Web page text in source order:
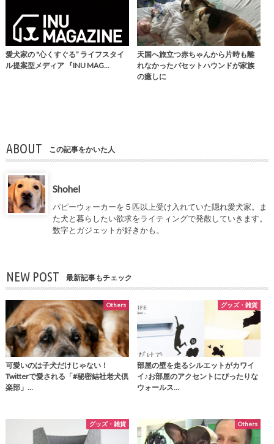
愛犬家の "心くすぐる” ライフスタイ
ル提案型メディア 『INU MAG…
天国へ旅立つ赤ちゃんから片時も離
れなかったバセットハウンドが家族
の癒しに
ABOUT この記事をかいた人
Shohel
パピーウォーカーを５匹以上受け入れていた隠れ愛犬家。ま
た犬と暮らしたい欲求をライティングで発散していきます。
数字とガジェットが好きかも。
NEW POST 最新記事もチェック
Others
可愛いのは子犬だけじゃない！
Twitterで愛される「#秘密結社老犬倶
楽部」…
グッズ・雑貨
部屋の壁を走るシルエットがカワイ
イ♪お部屋のアクセントにぴったりな
ウォールス…
グッズ・雑貨 Others